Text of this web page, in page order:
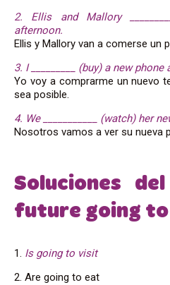
2. Ellis and Mallory
afternoon.
Ellis y Mallory van a comerse un
3. I _________ (buy) a new
Yo voy a comprarme un nuevo
sea posible.
4. We ___________ (watch) her
Nosotros vamos a ver su nueva
Soluciones
future going to
1. Is going to visit
2. Are going to eat